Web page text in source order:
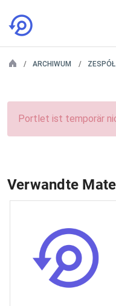
ARCHIWUM ZESPÓŁ
Portlet ist temporär
Verwandte